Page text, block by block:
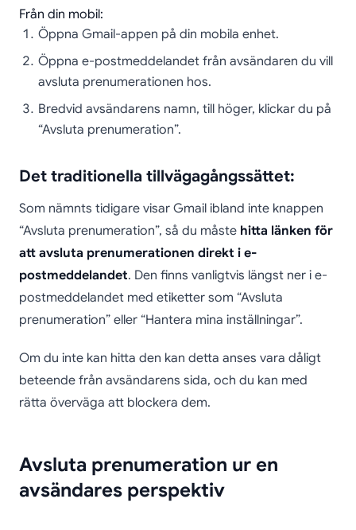
Från din mobil:
Öppna Gmail-appen på din mobila enhet.
Öppna e-postmeddelandet från avsändaren du vill
avsluta prenumerationen hos.
Bredvid avsändarens namn, till höger, klickar du på
“Avsluta prenumeration”.
Det traditionella tillvägagångssättet:
Som nämnts tidigare visar Gmail ibland inte knappen
“Avsluta prenumeration”, så du måste hitta länken för
att avsluta prenumerationen direkt i e-
postmeddelandet. Den finns vanligtvis längst ner i e-
postmeddelandet med etiketter som “Avsluta
prenumeration” eller “Hantera mina inställningar”.
Om du inte kan hitta den kan detta anses vara dåligt
beteende från avsändarens sida, och du kan med
rätta överväga att blockera dem.
Avsluta prenumeration ur en
avsändares perspektiv